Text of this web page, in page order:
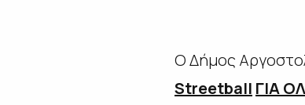
Ο Δήμος
Streetball ΓΙΑ